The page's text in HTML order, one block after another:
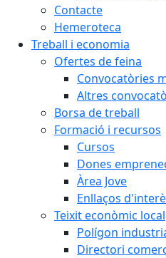
Contacte
Hemeroteca
Treball i economia
Ofertes de feina
Convocatòries
Altres
Borsa de treball
Formació i recursos
Cursos
Dones
Àrea Jove
Enllaços
Teixit econòmic local
Polígon
Directori